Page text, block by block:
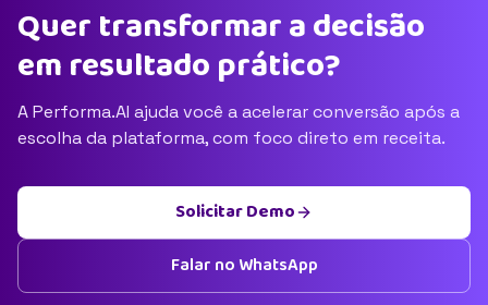
Quer transformar a decisão
em resultado prático?
A Performa.AI ajuda você a acelerar conversão após a
escolha da plataforma, com foco direto em receita.
Solicitar Demo
Falar no WhatsApp